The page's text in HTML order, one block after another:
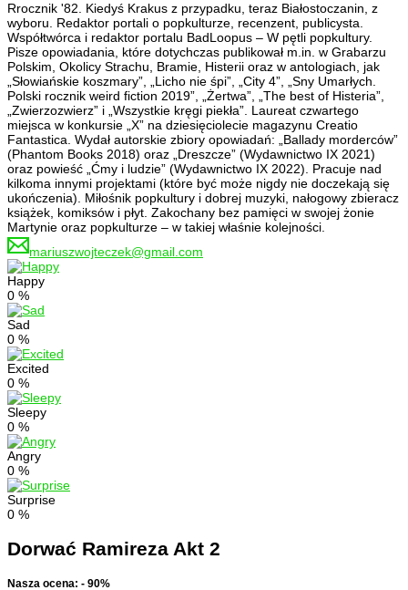
Rrocznik '82. Kiedyś Krakus z przypadku, teraz Białostoczanin, z
wyboru. Redaktor portali o popkulturze, recenzent, publicysta.
Współtwórca i redaktor portalu BadLoopus – W pętli popkultury.
Pisze opowiadania, które dotychczas publikował m.in. w Grabarzu
Polskim, Okolicy Strachu, Bramie, Histerii oraz w antologiach, jak
„Słowiańskie koszmary”, „Licho nie śpi”, „City 4”, „Sny Umarłych.
Polski rocznik weird fiction 2019”, „Żertwa”, „The best of Histeria”,
„Zwierzozwierz” i „Wszystkie kręgi piekła”. Laureat czwartego
miejsca w konkursie „X” na dziesięciolecie magazynu Creatio
Fantastica. Wydał autorskie zbiory opowiadań: „Ballady morderców”
(Phantom Books 2018) oraz „Dreszcze” (Wydawnictwo IX 2021)
oraz powieść „Ćmy i ludzie” (Wydawnictwo IX 2022). Pracuje nad
kilkoma innymi projektami (które być może nigdy nie doczekają się
ukończenia). Miłośnik popkultury i dobrej muzyki, nałogowy zbieracz
książek, komiksów i płyt. Zakochany bez pamięci w swojej żonie
Martynie oraz popkulturze – w takiej właśnie kolejności.
mariuszwojteczek@gmail.com
Happy
0 %
Sad
0 %
Excited
0 %
Sleepy
0 %
Angry
0 %
Surprise
0 %
Dorwać Ramireza Akt 2
Nasza ocena: - 90%